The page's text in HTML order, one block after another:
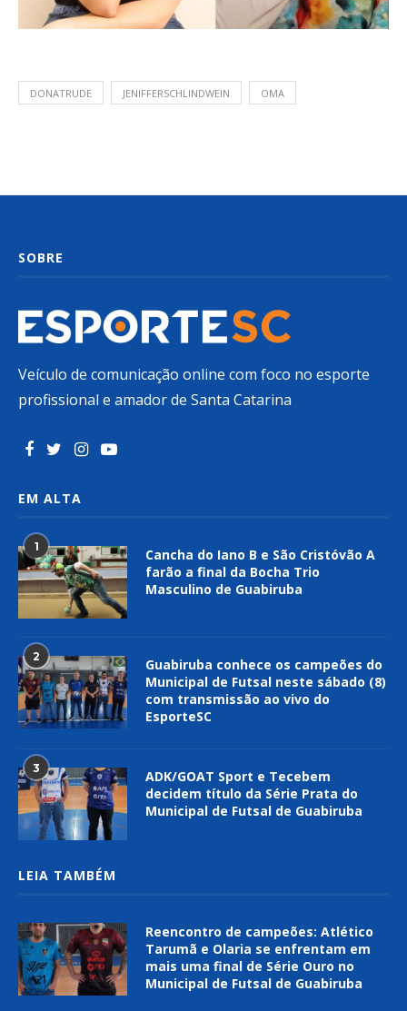
DONATRUDE JENIFFERSCHLINDWEIN OMA
SOBRE
Veículo de comunicação online com foco no esporte
profissional e amador de Santa Catarina
EM ALTA
1
Cancha do Iano B e São Cristóvão A
farão a final da Bocha Trio
Masculino de Guabiruba
2
Guabiruba conhece os campeões do
Municipal de Futsal neste sábado (8)
com transmissão ao vivo do
EsporteSC
3
ADK/GOAT Sport e Tecebem
decidem título da Série Prata do
Municipal de Futsal de Guabiruba
LEIA TAMBÉM
Reencontro de campeões: Atlético
Tarumã e Olaria se enfrentam em
mais uma final de Série Ouro no
Municipal de Futsal de Guabiruba